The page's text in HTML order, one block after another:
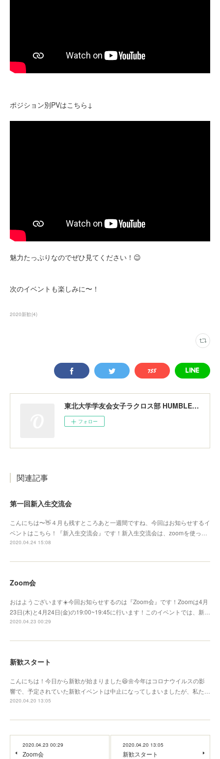
ポジション別PVはこちら↓
魅力たっぷりなのでぜひ見てください！😉
次のイベントも楽しみに〜！
2020新歓(4)
東北大学学友会女子ラクロス部 HUMBLERS
フォロー
関連記事
第一回新入生交流会
こんにちは〜👋４月も残すところあと一週間ですね、今回はお知らせするイ
ベントはこちら！『新入生交流会』です！新入生交流会は、zoomを使っ…
2020.04.24 15:08
Zoom会
おはようございます☀️今回お知らせするのは『Zoom会』です！Zoomは4月
23日(木)と4月24日(金)の19:00~19:45に行います！このイベントでは、新…
2020.04.23 00:29
新歓スタート
こんにちは！今日から新歓が始まりました😆🌼今年はコロナウイルスの影
響で、予定されていた新歓イベントは中止になってしまいましたが、私た…
2020.04.20 13:05
2020.04.23 00:29
Zoom会
2020.04.20 13:05
新歓スタート